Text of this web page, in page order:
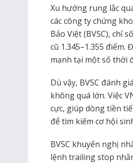
Xu hướng rung lắc
các công ty chứng
Bảo Việt (BVSC), chỉ
cũ 1.345–1.355 điểm.
mạnh tại một số thời
Dù vậy, BVSC đánh
không quá lớn. Việc
cực, giúp dòng tiền
để tìm kiếm cơ hội
BVSC khuyến nghị
lệnh trailing stop